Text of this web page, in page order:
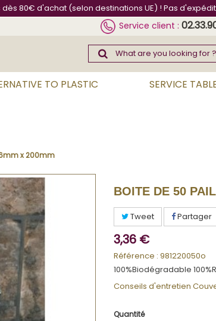
80€ d'achat (selon destinations UE) ! Pas
Service client :
TO PLASTIC SERVICE
x 200mm
BOITE DE 50
Tweet Partager
3,36 €
Référence : 981220050o
100%Biodégradable
Conseils d'entretien
Quantité